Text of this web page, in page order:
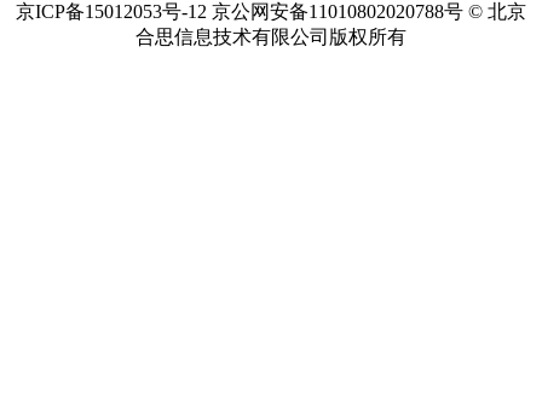
京ICP备15012053号-12 京公网安备11010802020788号 © 北京
合思信息技术有限公司版权所有